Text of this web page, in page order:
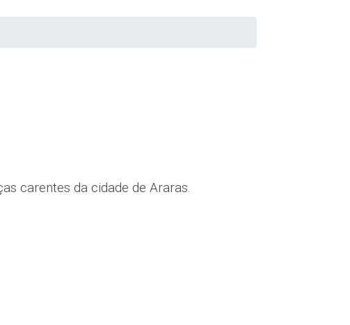
carentes da cidade de Araras.